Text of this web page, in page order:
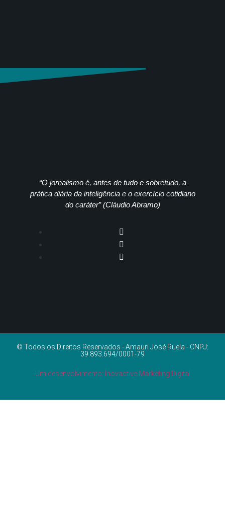
“O jornalismo é, antes de tudo e sobretudo, a
prática diária da inteligência e o exercício cotidiano
do caráter” (Cláudio Abramo)
© Todos os Direitos Reservados - Amauri José Ruela - CNPJ:
39.893.694/0001-79
Um desenvolvimento: Inovactive Marketing Digital